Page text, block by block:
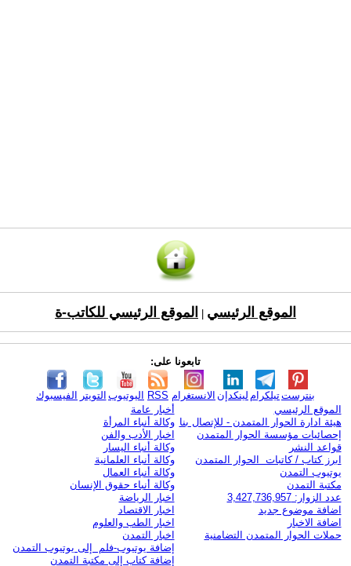
الموقع الرئيسي الموقع الرئيسي للكاتب-ة
تابعونا على:
الفيسبوك التويتر اليوتيوب RSS الانستغرام لينكدإن تيلكرامبنترست
الموقع الرئيسي
هيئة ادارة الحوار المتمدن - للإتصال بنا
إحصائيات مؤسسة الحوار المتمدن
قواعد النشر
ابرز كتاب / كاتبات الحوار المتمدن
يوتيوب التمدن
مكتبة التمدن
عدد الزوار: 3,427,736,957
اضافة موضوع جديد
اضافة الاخبار
حملات الحوار المتمدن التضامنية
أخبار عامة
وكالة أنباء المرأة
اخبار الأدب والفن
وكالة أنباء اليسار
وكالة أنباء العلمانية
وكالة أنباء العمال
وكالة أنباء حقوق الإنسان
اخبار الرياضة
اخبار الاقتصاد
اخبار الطب والعلوم
اخبار التمدن
إضافة يوتيوب-فلم إلى يوتيوب التمدن
إضافة كتاب إلى مكتبة التمدن